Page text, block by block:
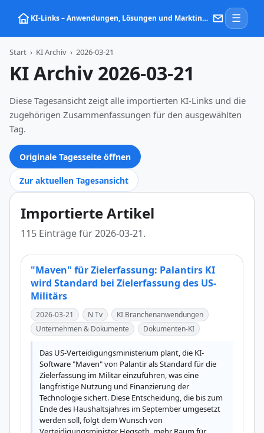
KI‑Links – Anwendungen, Lösungen und Marktinformationen zu Künstlicher Intelligenz ☰
Start › KI Archiv › 2026-03-21
KI Archiv 2026-03-21
Diese Tagesansicht zeigt alle importierten KI-Links und die
zugehörigen Zusammenfassungen für den ausgewählten
Tag.
Originale Tagesseite öffnen
Zur aktuellen Tagesansicht
Importierte Artikel
115 Einträge für 2026-03-21.
"Maven" für Zielerfassung: Palantirs KI
wird Standard bei Zielerfassung des US-
Militärs
2026-03-21 N Tv
KI Branchenanwendungen
Unternehmen & Dokumente
Dokumenten-KI
Das US-Verteidigungsministerium plant, die KI-
Software "Maven" von Palantir als Standard für die
Zielerfassung im Militär einzuführen, was eine
langfristige Nutzung und Finanzierung der
Technologie sichert. Diese Entscheidung, die bis zum
Ende des Haushaltsjahres im September umgesetzt
werden soll, folgt dem Wunsch von